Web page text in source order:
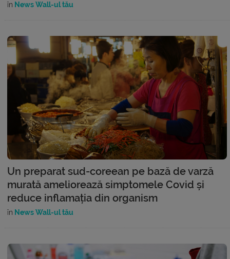
în News Wall-ul tău
Un preparat sud-coreean pe bază de varză
murată ameliorează simptomele Covid și
reduce inflamația din organism
în News Wall-ul tău